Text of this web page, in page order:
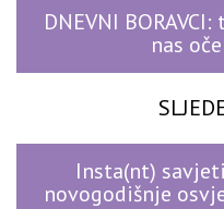
DNEVNI
nas
Insta(nt)
novogodišnje